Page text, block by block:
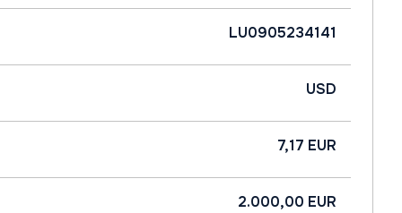
LU0905234141
USD
7,17 EUR
2.000,00 EUR